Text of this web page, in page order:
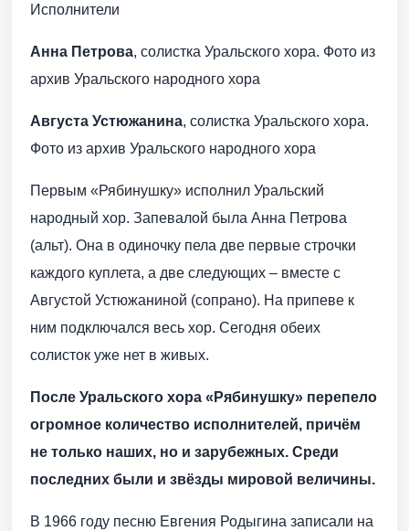
Исполнители
Анна Петрова, солистка Уральского хора. Фото из
архив Уральского народного хора
Августа Устюжанина, солистка Уральского хора.
Фото из архив Уральского народного хора
Первым «Рябинушку» исполнил Уральский
народный хор. Запевалой была Анна Петрова
(альт). Она в одиночку пела две первые строчки
каждого куплета, а две следующих – вместе с
Августой Устюжаниной (сопрано). На припеве к
ним подключался весь хор. Сегодня обеих
солисток уже нет в живых.
После Уральского хора «Рябинушку» перепело
огромное количество исполнителей, причём
не только наших, но и зарубежных. Среди
последних были и звёзды мировой величины.
В 1966 году песню Евгения Родыгина записали на